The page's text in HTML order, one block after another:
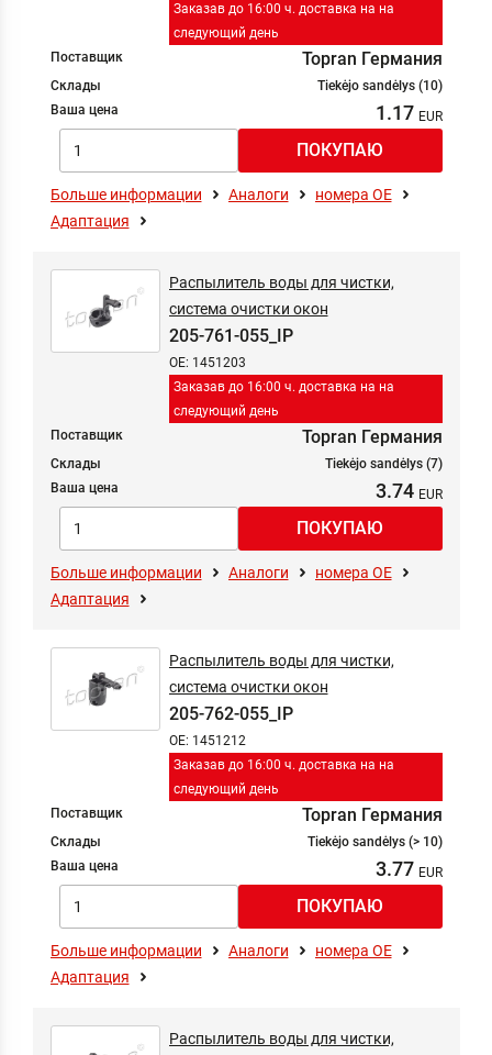
Заказав до 16:00 ч. доставка на на
следующий день
Поставщик Topran Германия
Склады
Tiekėjo sandėlys (10)
Ваша цена
1.17
Больше информации Аналоги
номера ОЕ
Адаптация
Заказав до 16:00 ч. доставка на на
следующий день
Распылитель воды для чистки,
система очистки окон
205-761-055_IP
OE: 1451203
Поставщик Topran Германия
Склады
Tiekėjo sandėlys (7)
Ваша цена
3.74
Больше информации Аналоги
номера ОЕ
Адаптация
Заказав до 16:00 ч. доставка на на
следующий день
Распылитель воды для чистки,
система очистки окон
205-762-055_IP
OE: 1451212
Поставщик Topran Германия
Склады
Tiekėjo sandėlys (> 10)
Ваша цена
3.77
Больше информации Аналоги
номера ОЕ
Адаптация
Распылитель воды для чистки,